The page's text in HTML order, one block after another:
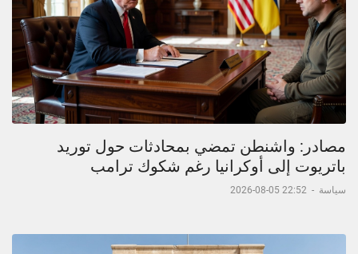
مصادر: واشنطن تمضي بمحادثات حول توريد
باتريوت إلى أوكرانيا رغم شكوك ترامب
سياسة -
22:52 05-08-2026